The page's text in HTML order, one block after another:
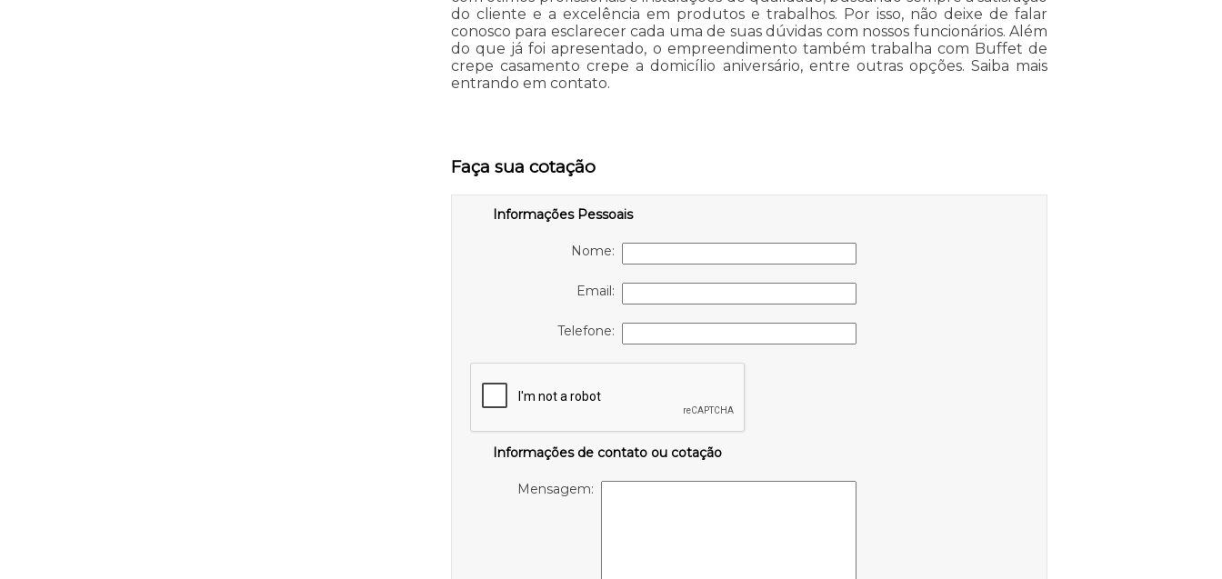
do cliente e a excelência em produtos e trabalhos. Por isso, não deixe de falar
conosco para esclarecer cada uma de suas dúvidas com nossos funcionários. Além
do que já foi apresentado, o empreendimento também trabalha com Buffet de
crepe casamento crepe a domicílio aniversário, entre outras opções. Saiba mais
entrando em contato.
Faça sua cotação
Informações Pessoais
Nome:
Email:
Telefone:
Informações de contato ou cotação
Mensagem: